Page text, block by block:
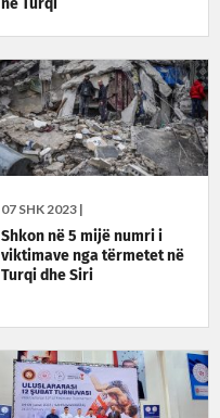
në Turqi
07 SHK 2023 |
Shkon në 5 mijë numri i
viktimave nga tërmetet në
Turqi dhe Siri